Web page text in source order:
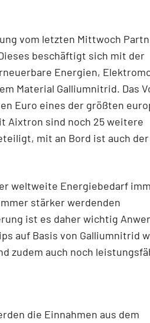
vom letzten Mittwoch
beschäftigt sich mit der
Energien,
Material Galliumnitrid. Das
Euro eines der größten
Aixtron sind noch 25 weitere
mit an Bord ist auch
weltweite Energiebedarf
stärker werdenden
ist es daher wichtig
auf Basis von Galliumnitrid
zudem auch noch
die Einnahmen aus dem